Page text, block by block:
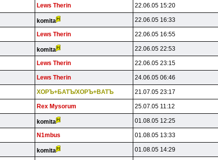
Lews Therin 22.06.05 15:20
komita 22.06.05 16:33
Lews Therin 22.06.05 16:55
komita 22.06.05 22:53
Lews Therin 22.06.05 23:15
Lews Therin 24.06.05 06:46
XOPЪ+БATЪ/XOPЪ+BATЪ 21.07.05 23:17
Rex Mysorum 25.07.05 11:12
komita 01.08.05 12:25
N1mbus 01.08.05 13:33
komita 01.08.05 14:29